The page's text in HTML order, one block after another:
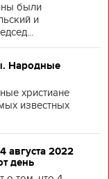
были
и
Народные
христиане
известных
августа 2022
день